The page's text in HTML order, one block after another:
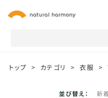
トップ > カテゴリ > 衣服 >
並び替え： 新